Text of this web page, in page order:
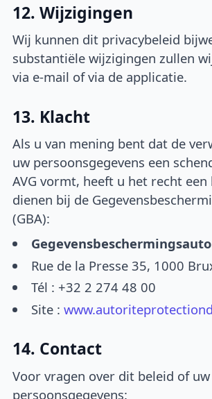
12. Wijzigingen
Wij kunnen dit privacybeleid
substantiële wijzigingen zullen
via e-mail of via de applicatie.
13. Klacht
Als u van mening bent dat de
uw persoonsgegevens een
AVG vormt, heeft u het recht
dienen bij de
(GBA):
Rue de la Presse 35, 1000
Tél : +32 2 274 48 00
Site :
14. Contact
Voor vragen over dit beleid of uw
persoonsgegevens: